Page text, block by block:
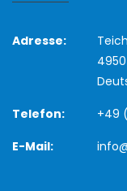
Adresse:
Telefon:
+49
E-Mail: